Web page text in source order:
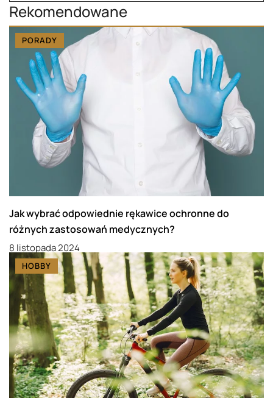
Rekomendowane
PORADY
Jak wybrać odpowiednie rękawice ochronne do
różnych zastosowań medycznych?
8 listopada 2024
HOBBY